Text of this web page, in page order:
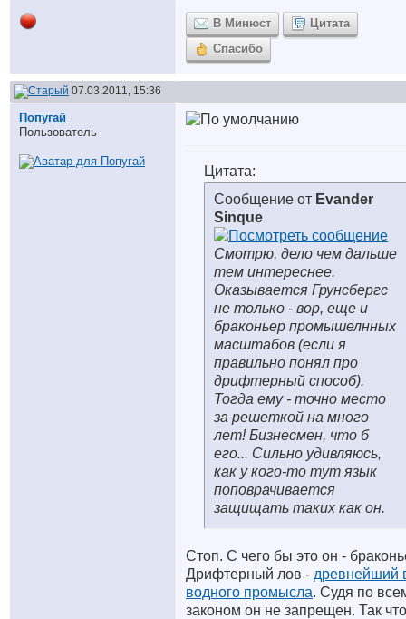
В Минюст
Цитата
Спасибо
07.03.2011, 15:36
Попугай
Пользователь
Цитата:
Сообщение от Evander
Sinque
Смотрю, дело чем дальше
тем интереснее.
Оказывается Грунсбергс
не только - вор, еще и
браконьер промышелнных
масштабов (если я
правильно понял про
дрифтерный способ).
Тогда ему - точно место
за решеткой на много
лет! Бизнесмен, что б
его... Сильно удивляюсь,
как у кого-то тут язык
поповрачивается
защищать таких как он.
Стоп. С чего бы это он -
Дрифтерный лов - древнейший
водного промысла. Судя по
законом он не запрещен. Так что